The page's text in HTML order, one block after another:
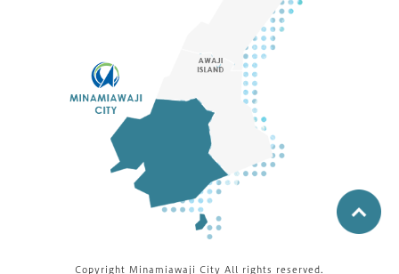
Copyright Minamiawaji City All rights reserved.